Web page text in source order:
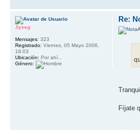
Re:
Fíjate
Jyseg
Mensajes: 323
Registrado: Viernes, 05 Mayo 2006,
18:03
Ubicación: Por ahí...
Género: